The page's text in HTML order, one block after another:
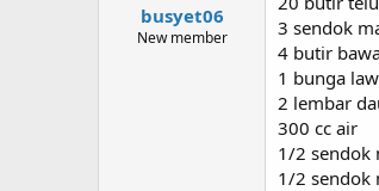
busyet06
New member
3 sendok
4 butir
1 bunga
2 lembar
300 cc air
1/2 sendok
1/2 sendok